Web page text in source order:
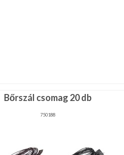
Bőrszál csomag 20 db
750188